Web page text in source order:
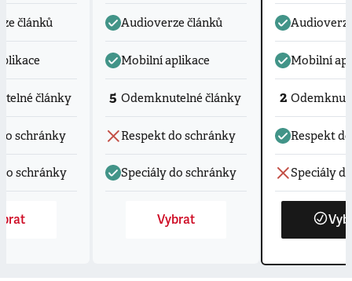
článků
články
schránky
schránky
Audioverze článků
Mobilní aplikace
5 Odemknutelné články
Respekt do schránky
Speciály do schránky
Vybrat
Mobilní
2
Respekt
Speciály